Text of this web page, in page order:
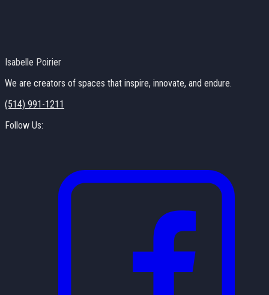
Isabelle Poirier
We are creators of spaces that inspire, innovate, and endure.
(514) 991-1211
Follow Us: